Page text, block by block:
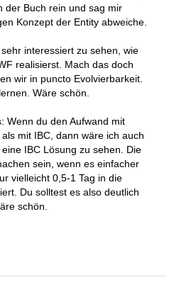
der Buch rein und sag mir
Konzept der Entity abweiche.
interessiert zu sehen, wie
realisierst. Mach das doch
wir in puncto Evolvierbarkeit.
Wäre schön.
Wenn du den Aufwand mit
mit IBC, dann wäre ich auch
IBC Lösung zu sehen. Die
sein, wenn es einfacher
vielleicht 0,5-1 Tag in die
Du solltest es also deutlich
schön.